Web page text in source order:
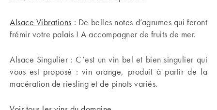
Alsace Vibrations : De belles notes d’agrumes qui feront
frémir votre palais ! A accompagner de fruits de mer.
Alsace Singulier : C’est un vin bel et bien singulier qui
vous est proposé : vin orange, produit à partir de la
macération de riesling et de pinots variés.